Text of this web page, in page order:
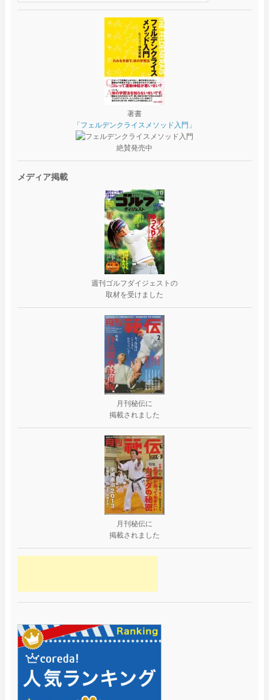
著書
「フェルデンクライスメソッド入門」
絶賛発売中
メディア掲載
週刊ゴルフダイジェストの
取材を受けました
月刊秘伝に
掲載されました
月刊秘伝に
掲載されました